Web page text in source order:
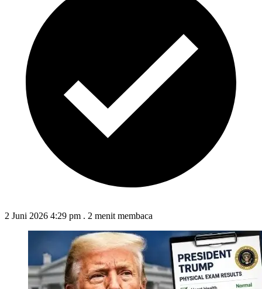
2 Juni 2026 4:29 pm . 2 menit membaca